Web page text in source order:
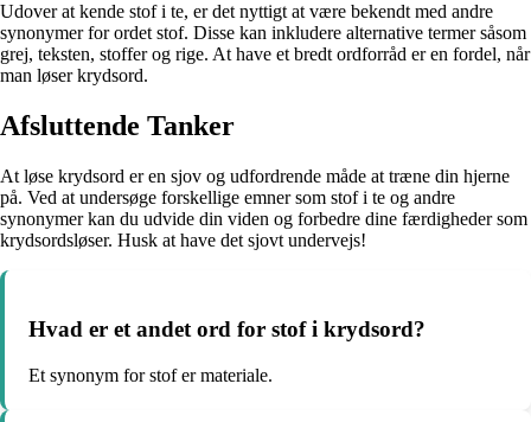
Udover at kende stof i te, er det nyttigt at være bekendt med andre
synonymer for ordet stof. Disse kan inkludere alternative termer såsom
grej, teksten, stoffer og rige. At have et bredt ordforråd er en fordel, når
man løser krydsord.
Afsluttende Tanker
At løse krydsord er en sjov og udfordrende måde at træne din hjerne
på. Ved at undersøge forskellige emner som stof i te og andre
synonymer kan du udvide din viden og forbedre dine færdigheder som
krydsordsløser. Husk at have det sjovt undervejs!
Hvad er et andet ord for stof i krydsord?
Et synonym for stof er materiale.